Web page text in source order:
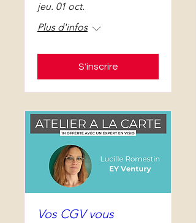
jeu. 01 oct.
Plus d'infos
S'inscrire
Vos CGV vous